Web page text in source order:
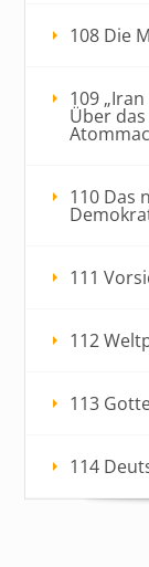
108 Die
109
Über
110 Das
111
112
113
114